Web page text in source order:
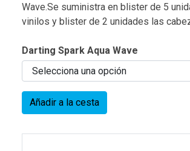
Wave.Se suministra en blister de 5
vinilos y blister de 2 unidades las
Darting Spark Aqua Wave
Añadir a la cesta